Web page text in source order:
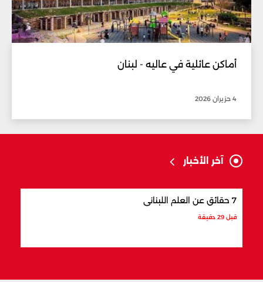
أماكن عائلية في عاليه - لبنان
4 حزيران 2026
آخر الأخبار
7 حقائق عن العلم اللبناني
قبل 29 دقيقة